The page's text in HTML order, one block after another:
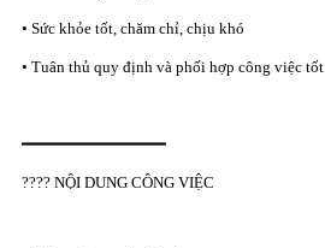
• Sức khỏe tốt, chăm chỉ, chịu khó
• Tuân thủ quy định và phối hợp công việc tốt
━━━━━━━━━━━━━━━
???? NỘI DUNG CÔNG VIỆC